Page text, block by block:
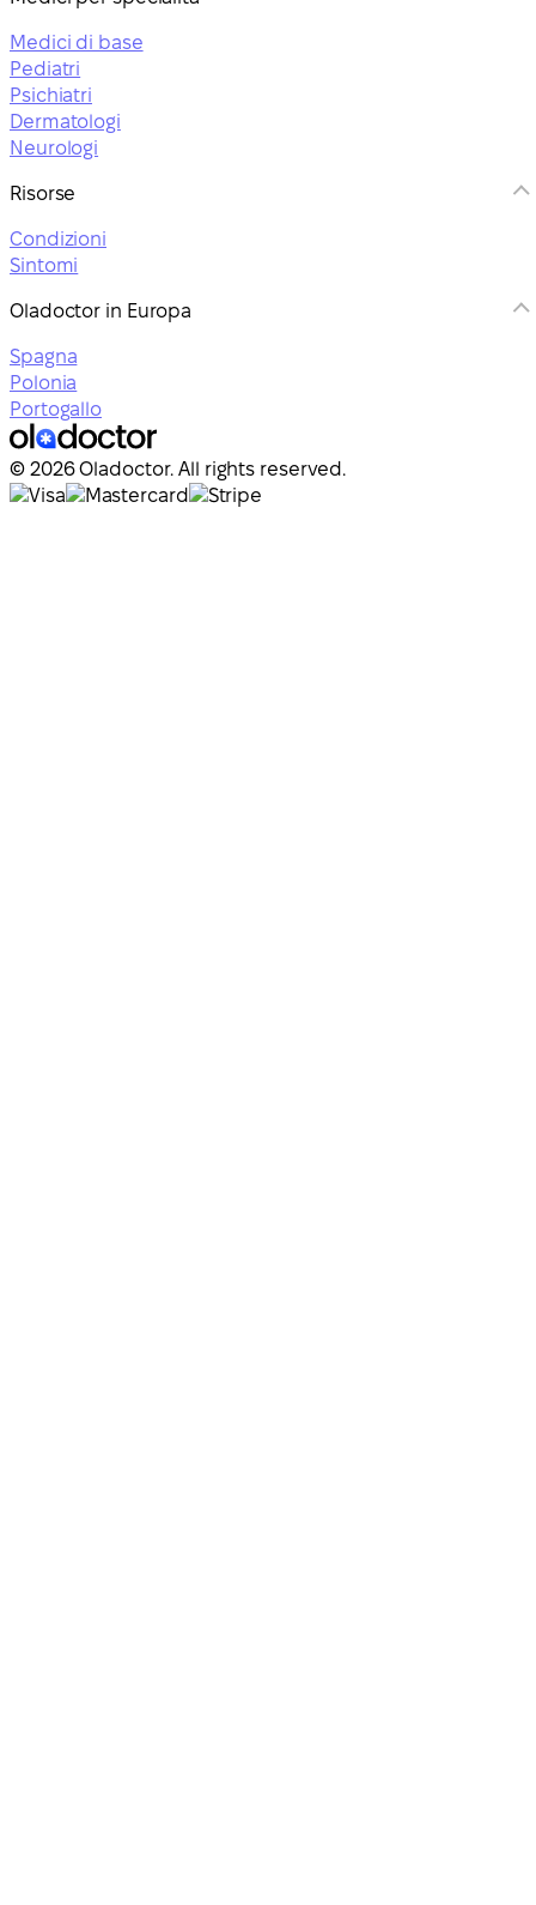
Medici di base
Pediatri
Psichiatri
Dermatologi
Neurologi
Risorse
Condizioni
Sintomi
Oladoctor in Europa
Spagna
Polonia
Portogallo
© 2026 Oladoctor. All rights reserved.